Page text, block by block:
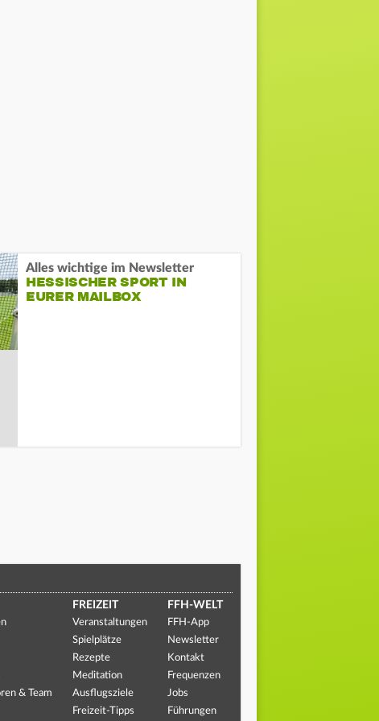
Alles wichtige im Newsletter
HESSISCHER SPORT IN
EURER MAILBOX
& Team
FREIZEIT
Veranstaltungen
Spielplätze
Rezepte
Meditation
Ausflugsziele
Freizeit-Tipps
FFH-WELT
FFH-App
Newsletter
Kontakt
Frequenzen
Jobs
Führungen